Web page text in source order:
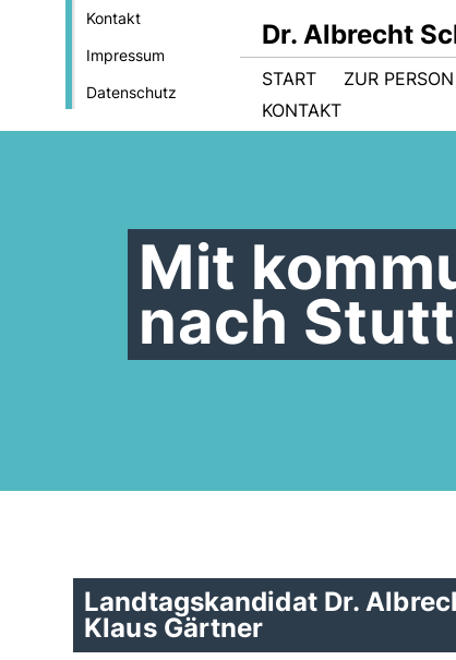
Kontakt
Impressum
Datenschutz
Dr. Albrecht
START ZUR PERSON
KONTAKT
Mit
nach
Landtagskandidat Dr.
Klaus Gärtner